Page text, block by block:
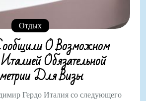
Отдых
О Возможном
Обязательной
Для Визы
Гердо Италия со следующего